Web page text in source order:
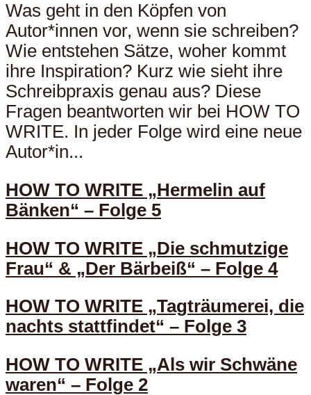
Was geht in den Köpfen von
Autor*innen vor, wenn sie schreiben?
Wie entstehen Sätze, woher kommt
ihre Inspiration? Kurz wie sieht ihre
Schreibpraxis genau aus? Diese
Fragen beantworten wir bei HOW TO
WRITE. In jeder Folge wird eine neue
Autor*in...
HOW TO WRITE „Hermelin auf
Bänken“ – Folge 5
HOW TO WRITE „Die schmutzige
Frau“ & „Der Bärbeiß“ – Folge 4
HOW TO WRITE „Tagträumerei, die
nachts stattfindet“ – Folge 3
HOW TO WRITE „Als wir Schwäne
waren“ – Folge 2